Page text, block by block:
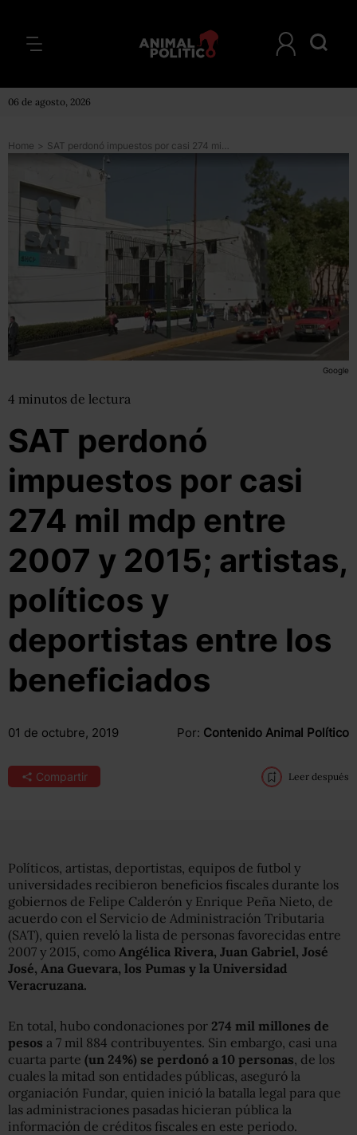
06 de agosto, 2026
Home > SAT perdonó impuestos por casi 274 mil mdp entre 2007 y 2015; artistas, políticos y deportistas entre los beneficiados
Google
4 minutos de lectura
SAT perdonó
impuestos por casi
274 mil mdp entre
2007 y 2015; artistas,
políticos y
deportistas entre los
beneficiados
01 de octubre, 2019 Por: Contenido Animal Político
Compartir Leer después
Políticos, artistas, deportistas, equipos de futbol y
universidades recibieron beneficios fiscales durante los
gobiernos de Felipe Calderón y Enrique Peña Nieto, de
acuerdo con el Servicio de Administración Tributaria
(SAT), quien reveló la lista de personas favorecidas entre
2007 y 2015, como Angélica Rivera, Juan Gabriel, José
José, Ana Guevara, los Pumas y la Universidad
Veracruzana.
En total, hubo condonaciones por 274 mil millones de
pesos a 7 mil 884 contribuyentes. Sin embargo, casi una
cuarta parte (un 24%) se perdonó a 10 personas, de los
cuales la mitad son entidades públicas, aseguró la
organiación Fundar, quien inició la batalla legal para que
las administraciones pasadas hicieran pública la
información de créditos fiscales en este periodo.